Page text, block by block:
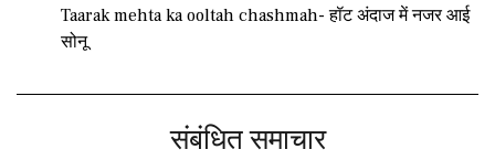
Taarak mehta ka ooltah chashmah- हॉट अंदाज में नजर आई
सोनू
संबंधित समाचार